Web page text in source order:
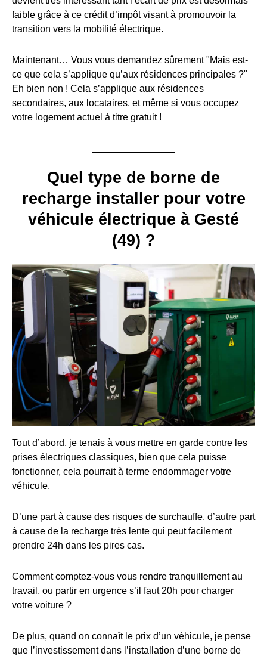
faible grâce à ce crédit d’impôt visant à promouvoir la
transition vers la mobilité électrique.
Maintenant… Vous vous demandez sûrement "Mais est-
ce que cela s’applique qu’aux résidences principales ?"
Eh bien non ! Cela s’applique aux résidences
secondaires, aux locataires, et même si vous occupez
votre logement actuel à titre gratuit !
Quel type de borne de
recharge installer pour votre
véhicule électrique à Gesté
(49) ?
Tout d’abord, je tenais à vous mettre en garde contre les
prises électriques classiques, bien que cela puisse
fonctionner, cela pourrait à terme endommager votre
véhicule.
D’une part à cause des risques de surchauffe, d’autre part
à cause de la recharge très lente qui peut facilement
prendre 24h dans les pires cas.
Comment comptez-vous vous rendre tranquillement au
travail, ou partir en urgence s’il faut 20h pour charger
votre voiture ?
De plus, quand on connaît le prix d’un véhicule, je pense
que l’investissement dans l’installation d’une borne de